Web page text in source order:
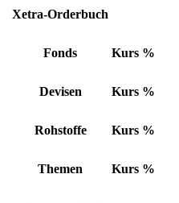
Xetra-Orderbuch
Fonds Kurs %
Devisen Kurs %
Rohstoffe Kurs %
Themen Kurs %